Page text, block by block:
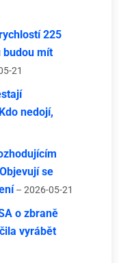
225
budou mít
21
nedojí,
se
– 2026-05-21
o zbraně
vyrábět